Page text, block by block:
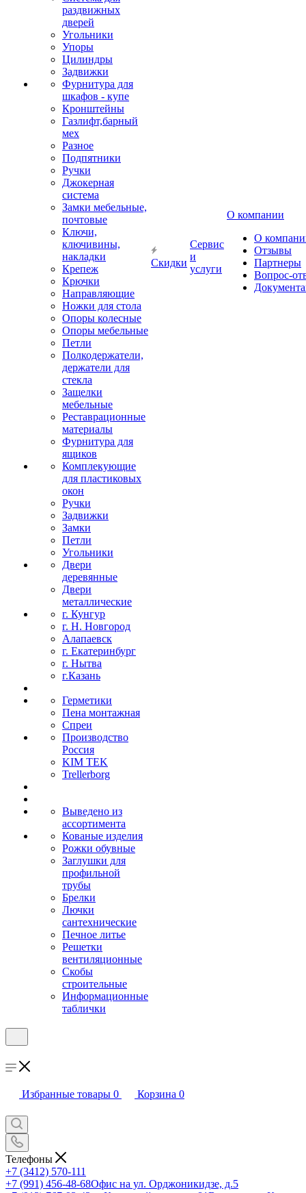
раздвижных
дверей
Угольники
Упоры
Цилиндры
Задвижки
Фурнитура для
шкафов - купе
Кронштейны
Газлифт,барный
мех
Разное
Подпятники
Ручки
Джокерная
система
Замки мебельные,
почтовые
Ключи,
ключивины,
накладки
Крепеж
Крючки
Направляющие
Ножки для стола
Опоры колесные
Опоры мебельные
Петли
Полкодержатели,
держатели для
стекла
Защелки
мебельные
Реставрационные
материалы
Фурнитура для
ящиков
Комплекующие
для пластиковых
окон
Ручки
Задвижки
Замки
Петли
Угольники
Двери
деревянные
Двери
металлические
г. Кунгур
г. Н. Новгород
Алапаевск
г. Екатеринбург
г. Нытва
г.Казань
Герметики
Пена монтажная
Спреи
Производство
Россия
KIM TEK
Trellerborg
Выведено из
ассортимента
Кованые изделия
Рожки обувные
Заглушки для
профильной
трубы
Брелки
Лючки
сантехнические
Печное литье
Решетки
вентиляционные
Скобы
строительные
Информационные
таблички
Скидки
Сервис
и
услуги
О компании
О
Отзывы
Партнеры
Вопрос-
Избранные товары 0 Корзина 0
Телефоны
+7 (3412) 570-111
+7 (991) 456-48-68Офис на ул. Орджоникидзе, д.5